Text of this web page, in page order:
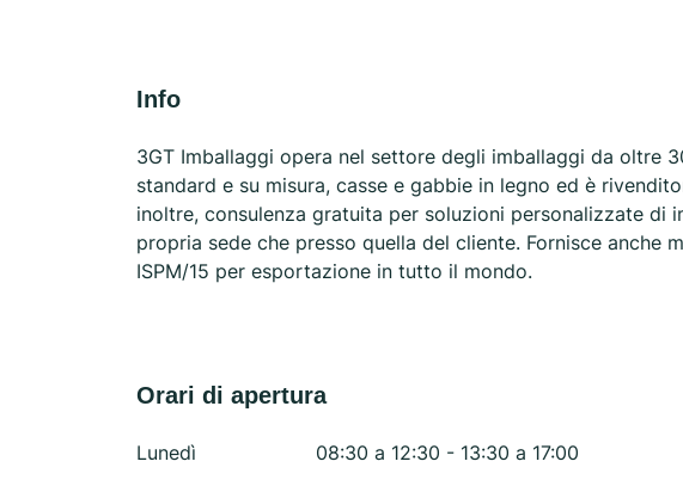
Info
3GT Imballaggi opera nel settore degli imballaggi da oltre
standard e su misura, casse e gabbie in legno ed è
inoltre, consulenza gratuita per soluzioni personalizzate di
propria sede che presso quella del cliente. Fornisce anche
ISPM/15 per esportazione in tutto il mondo.
Orari di apertura
Lunedì
08:30 a 12:30 - 13:30 a 17:00